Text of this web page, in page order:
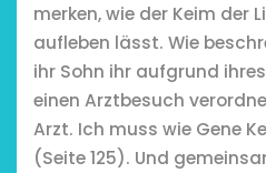
merken, wie der Keim der
aufleben lässt. Wie
ihr Sohn ihr aufgrund
einen Arztbesuch
Arzt. Ich muss wie Gene
(Seite 125). Und